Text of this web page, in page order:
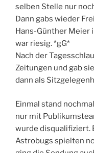
selben Stelle nur
Dann gabs wieder
Hans-Günther Meier
war riesig. *gG*
Nach der
Zeitungen und gab
dann als
Einmal stand
nur mit
wurde disqualifiziert.
Astrobugs spielten